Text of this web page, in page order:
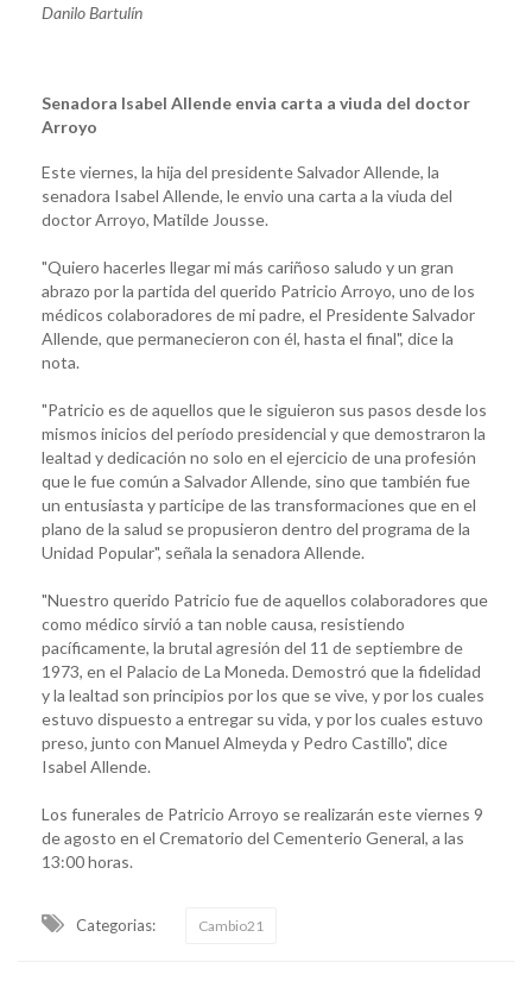
Danilo Bartulín
Senadora Isabel Allende envia carta a viuda del doctor
Arroyo
Este viernes, la hija del presidente Salvador Allende, la
senadora Isabel Allende, le envio una carta a la viuda del
doctor Arroyo, Matilde Jousse.
"Quiero hacerles llegar mi más cariñoso saludo y un gran
abrazo por la partida del querido Patricio Arroyo, uno de los
médicos colaboradores de mi padre, el Presidente Salvador
Allende, que permanecieron con él, hasta el final", dice la
nota.
"Patricio es de aquellos que le siguieron sus pasos desde los
mismos inicios del período presidencial y que demostraron la
lealtad y dedicación no solo en el ejercicio de una profesión
que le fue común a Salvador Allende, sino que también fue
un entusiasta y participe de las transformaciones que en el
plano de la salud se propusieron dentro del programa de la
Unidad Popular", señala la senadora Allende.
"Nuestro querido Patricio fue de aquellos colaboradores que
como médico sirvió a tan noble causa, resistiendo
pacíficamente, la brutal agresión del 11 de septiembre de
1973, en el Palacio de La Moneda. Demostró que la fidelidad
y la lealtad son principios por los que se vive, y por los cuales
estuvo dispuesto a entregar su vida, y por los cuales estuvo
preso, junto con Manuel Almeyda y Pedro Castillo", dice
Isabel Allende.
Los funerales de Patricio Arroyo se realizarán este viernes 9
de agosto en el Crematorio del Cementerio General, a las
13:00 horas.
Categorias: Cambio21